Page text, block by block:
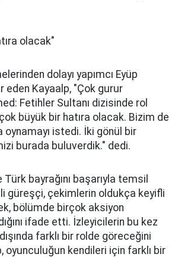
olacak"
dolayı yapımcı Eyüp
eden Kayaalp, "Çok gurur
Fetihler Sultanı dizisinde rol
büyük bir hatıra olacak. Bizim de
oynamayı istedi. İki gönül bir
burada buluverdik." dedi.
Türk bayrağını başarıyla temsil
güreşçi, çekimlerin oldukça keyifli
bölümde birçok aksiyon
ifade etti. İzleyicilerin bu kez
farklı bir rolde göreceğini
oyunculuğun kendileri için farklı bir